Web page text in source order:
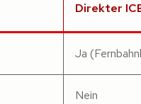
Direkter
Ja
Nein